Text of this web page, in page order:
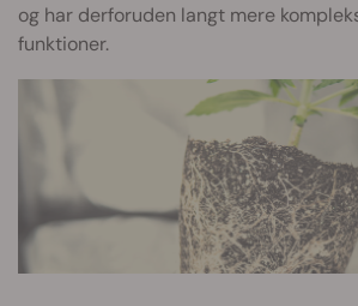
og har derforuden langt mere
funktioner.